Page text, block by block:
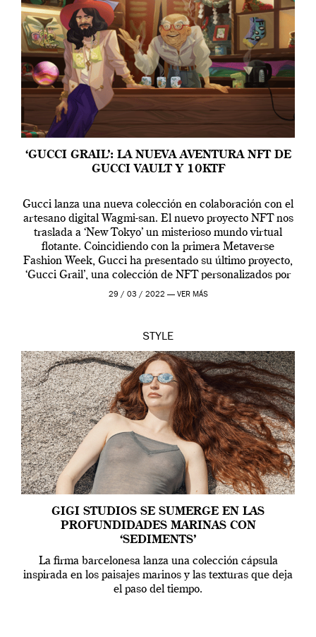
‘GUCCI GRAIL’: LA NUEVA AVENTURA NFT DE
GUCCI VAULT Y 10KTF
Gucci lanza una nueva colección en colaboración con el
artesano digital Wagmi-san. El nuevo proyecto NFT nos
traslada a ‘New Tokyo’ un misterioso mundo virtual
flotante. Coincidiendo con la primera Metaverse
Fashion Week, Gucci ha presentado su último proyecto,
‘Gucci Grail’, una colección de NFT personalizados por
Alessandro Michele, director creativo de la casa italiana
29 / 03 / 2022 — VER MÁS
STYLE
GIGI STUDIOS SE SUMERGE EN LAS
PROFUNDIDADES MARINAS CON
‘SEDIMENTS’
La firma barcelonesa lanza una colección cápsula
inspirada en los paisajes marinos y las texturas que deja
el paso del tiempo.